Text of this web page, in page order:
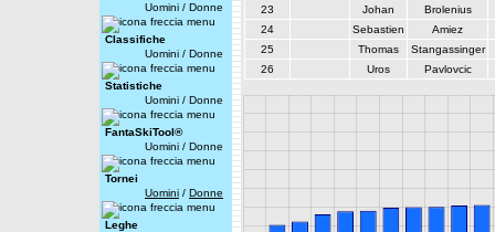
Uomini / Donne
Classifiche
Uomini / Donne
Statistiche
Uomini / Donne
FantaSkiTool®
Uomini / Donne
Tornei
Uomini / Donne
Leghe
23
Johan
Brolenius
24
Sebastien
Amiez
25
Thomas
Stangassinger
26
Uros Pavlovcic